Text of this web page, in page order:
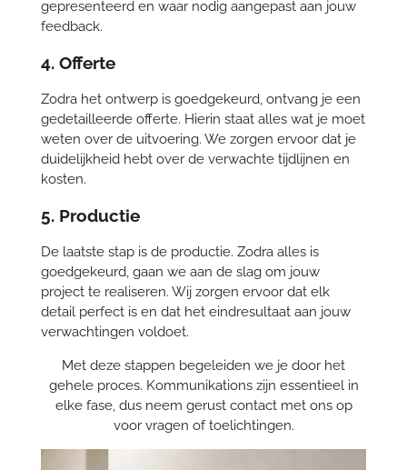
gepresenteerd en waar nodig aangepast aan jouw
feedback.
4. Offerte
Zodra het ontwerp is goedgekeurd, ontvang je een
gedetailleerde offerte. Hierin staat alles wat je moet
weten over de uitvoering. We zorgen ervoor dat je
duidelijkheid hebt over de verwachte tijdlijnen en
kosten.
5. Productie
De laatste stap is de productie. Zodra alles is
goedgekeurd, gaan we aan de slag om jouw
project te realiseren. Wij zorgen ervoor dat elk
detail perfect is en dat het eindresultaat aan jouw
verwachtingen voldoet.
Met deze stappen begeleiden we je door het
gehele proces. Kommunikations zijn essentieel in
elke fase, dus neem gerust contact met ons op
voor vragen of toelichtingen.